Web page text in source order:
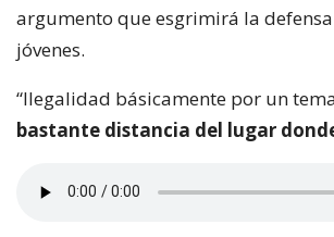
argumento que esgrimirá la
jóvenes.
“Ilegalidad básicamente por un
bastante distancia del lugar